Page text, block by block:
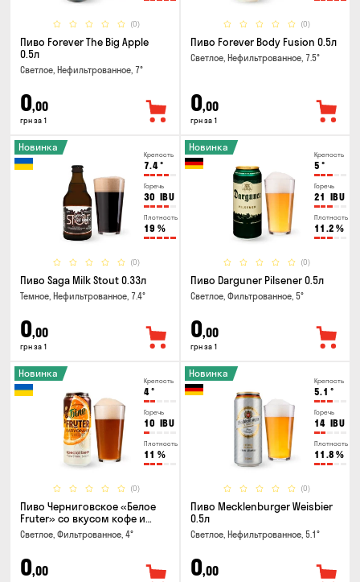
(0)
Пиво Forever The Big Apple
0.5л
Светлое, Нефильтрованное, 7°
0,00
грн за 1
(0)
Пиво Forever Body Fusion 0.5л
Светлое, Нефильтрованное, 7.5°
0,00
грн за 1
Крепость
7.4°
Горечь
30 IBU
Плотность
19 %
(0)
Новинка
Пиво Saga Milk Stout 0.33л
Темное, Нефильтрованное, 7.4°
0,00
грн за 1
Крепость
5 °
Горечь
21 IBU
Плотность
11.2 %
(0)
Новинка
Пиво Darguner Pilsener 0.5л
Светлое, Фильтрованное, 5°
0,00
грн за 1
Крепость
4°
Горечь
10 IBU
Плотность
11 %
(0)
Новинка
Пиво Черниговское «Белое
Fruter» со вкусом кофе и
апельсина 0.5 л
Светлое, Фильтрованное, 4°
0,00
Крепость
5.1 °
Горечь
14 IBU
Плотность
11.8 %
(0)
Новинка
Пиво Mecklenburger Weisbier
0.5л
Светлое, Нефильтрованное, 5.1°
0,00